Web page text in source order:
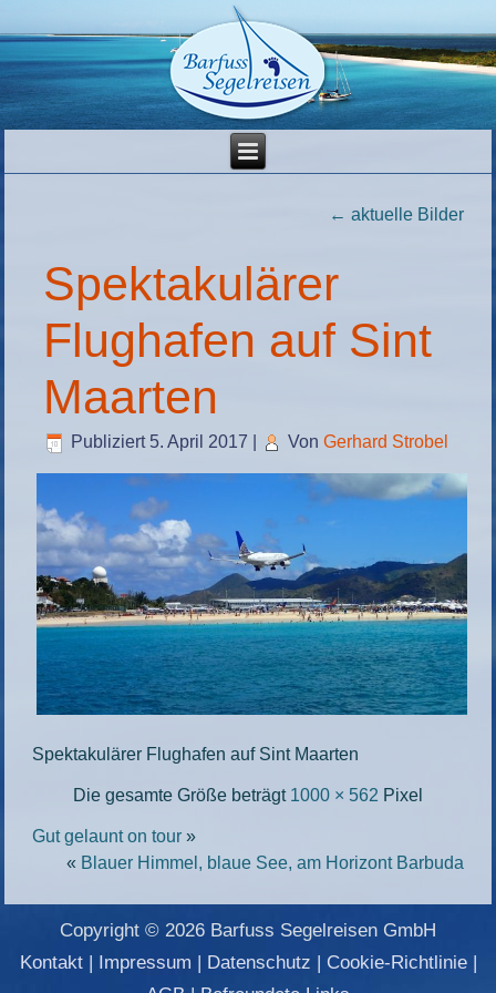
← aktuelle Bilder
Spektakulärer
Flughafen auf Sint
Maarten
Publiziert 5. April 2017 Von Gerhard Strobel
Spektakulärer Flughafen auf Sint Maarten
Die gesamte Größe beträgt 1000 × 562 Pixel
Gut gelaunt on tour »
« Blauer Himmel, blaue See, am Horizont Barbuda
Copyright © 2026 Barfuss Segelreisen GmbH
Kontakt| Impressum | Datenschutz | Cookie-Richtlinie|